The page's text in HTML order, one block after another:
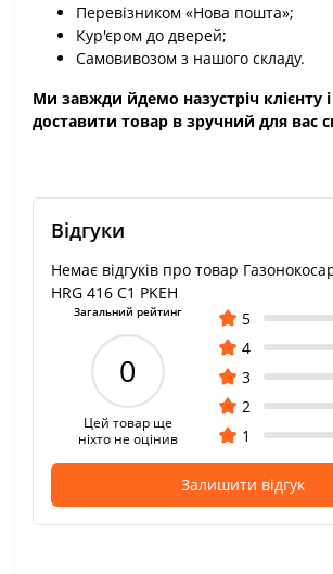
Перевізником «Нова пошта»;
Кур'єром до дверей;
Самовивозом з нашого складу.
Ми завжди йдемо назустріч клієнту і
доставити товар в зручний для вас
Відгуки
Немає відгуків про товар
HRG 416 С1 PKEH
Загальний рейтинг
0
Цей товар ще
ніхто не оцінив
5
4
3
2
1
Залишити відгук